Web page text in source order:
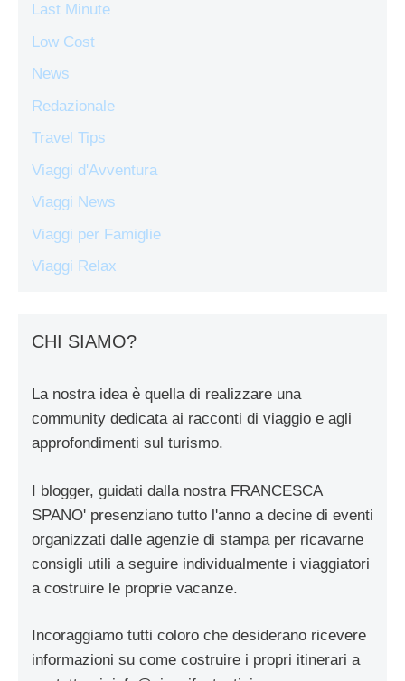
Last Minute
Low Cost
News
Redazionale
Travel Tips
Viaggi d'Avventura
Viaggi News
Viaggi per Famiglie
Viaggi Relax
CHI SIAMO?
La nostra idea è quella di realizzare una
community dedicata ai racconti di viaggio e agli
approfondimenti sul turismo.
I blogger, guidati dalla nostra FRANCESCA
SPANO' presenziano tutto l'anno a decine di eventi
organizzati dalle agenzie di stampa per ricavarne
consigli utili a seguire individualmente i viaggiatori
a costruire le proprie vacanze.
Incoraggiamo tutti coloro che desiderano ricevere
informazioni su come costruire i propri itinerari a